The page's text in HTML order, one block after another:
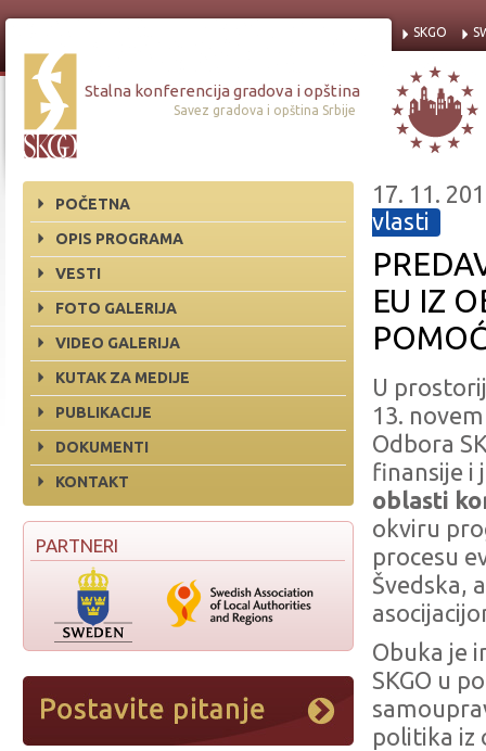
Stalna konferencija gradova i opština
Savez gradova i opština Srbije
SKGO
POČETNA
OPIS PROGRAMA
VESTI
FOTO GALERIJA
VIDEO GALERIJA
KUTAK ZA MEDIJE
PUBLIKACIJE
DOKUMENTI
KONTAKT
PARTNERI
17. 11.
vlasti
EU IZ
U
13.
Odbora
finansije i
oblasti
okviru
procesu
Švedska,
Obuka je
SKGO u
politika iz